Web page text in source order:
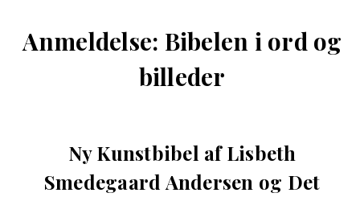
Anmeldelse: Bibelen i ord og
billeder
Ny Kunstbibel af Lisbeth
Smedegaard Andersen og Det